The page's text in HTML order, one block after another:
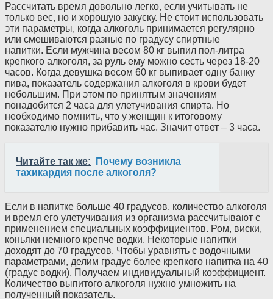
Рассчитать время довольно легко, если учитывать не
только вес, но и хорошую закуску. Не стоит использовать
эти параметры, когда алкоголь принимается регулярно
или смешиваются разные по градусу спиртные
напитки. Если мужчина весом 80 кг выпил пол-литра
крепкого алкоголя, за руль ему можно сесть через 18-20
часов. Когда девушка весом 60 кг выпивает одну банку
пива, показатель содержания алкоголя в крови будет
небольшим. При этом по принятым значениям
понадобится 2 часа для улетучивания спирта. Но
необходимо помнить, что у женщин к итоговому
показателю нужно прибавить час. Значит ответ – 3 часа.
Читайте так же:
Почему возникла
тахикардия после алкоголя?
Если в напитке больше 40 градусов, количество алкоголя
и время его улетучивания из организма рассчитывают с
применением специальных коэффициентов. Ром, виски,
коньяки немного крепче водки. Некоторые напитки
доходят до 70 градусов. Чтобы уравнять с водочными
параметрами, делим градус более крепкого напитка на 40
(градус водки). Получаем индивидуальный коэффициент.
Количество выпитого алкоголя нужно умножить на
полученный показатель.